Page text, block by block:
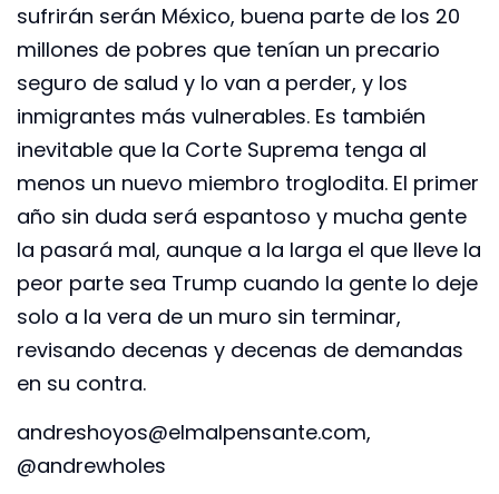
sufrirán serán México, buena parte de los 20
millones de pobres que tenían un precario
seguro de salud y lo van a perder, y los
inmigrantes más vulnerables. Es también
inevitable que la Corte Suprema tenga al
menos un nuevo miembro troglodita. El primer
año sin duda será espantoso y mucha gente
la pasará mal, aunque a la larga el que lleve la
peor parte sea Trump cuando la gente lo deje
solo a la vera de un muro sin terminar,
revisando decenas y decenas de demandas
en su contra.
andreshoyos@elmalpensante.com,
@andrewholes